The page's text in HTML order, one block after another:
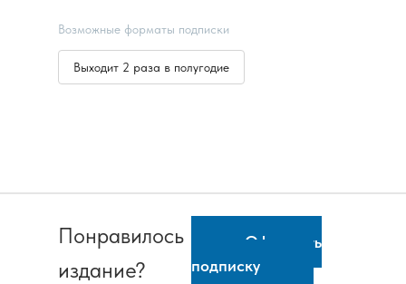
Возможные форматы подписки
Выходит 2 раза в полугодие
Понравилось
издание?
Оформить
подписку